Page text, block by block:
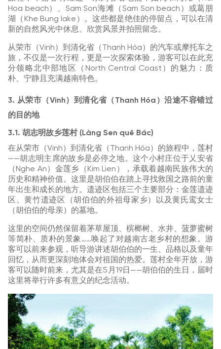
Hoa beach）、Sam Son海滩（Sam Son beach）或葛朋
湖（Khe Bung lake）。这些都是绝佳的停留点，可以在清
新的自然风光中休息、欣赏风景并拍照留念。
从荣市（Vinh）到清化省（Thanh Hóa）的汽车或摩托车之
旅，不仅是一次行程，更是一次探索体验，游客可以在此充
分领略北中部地区（North Central Coast）的魅力：质
朴、宁静且充满越南特色。
3. 从荣市（Vinh）到清化省（Thanh Hóa）沿途不容错过
的目的地
3.1. 胡志明故乡莲村 (Làng Sen quê Bác)
在从荣市（Vinh）到清化省（Thanh Hóa）的旅程中，莲村
——胡志明主席的故乡是必停之地。这个小村庄位于乂安省
（Nghe An）金莲乡（Kim Lien），承载着越南民族伟大的
历史和精神价值。这里是胡伯伯在踏上寻找救国之路前的童
年出生和成长的地方。遗迹区包括三个主要部分：金莲遗迹
区、黄竹遗迹区（胡伯伯的外祖母家乡）以及黄氏鸾女士
（胡伯伯的母亲）的墓地。
这里的空间仍然保留着茅草屋顶、槟榔树、水井、菠萝蜜树
等简朴、质朴的景象……唤起了对越南古老乡村的想象。游
客可以前来参观，听导游讲述胡伯伯的一生、品格以及童年
回忆，从而更深刻地体会对祖国的热爱。莲村全年开放，游
客可以随时前来，尤其是在5月19日——胡伯伯的生日，届时
这里将举行许多有意义的纪念活动。